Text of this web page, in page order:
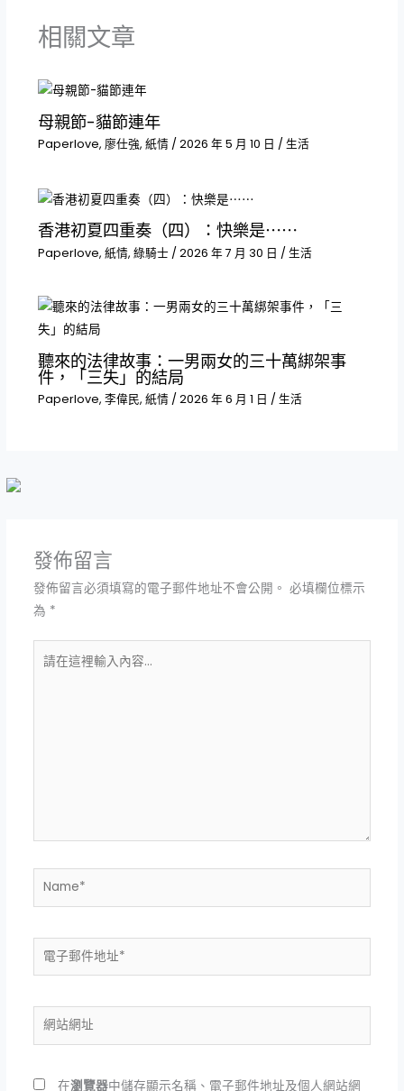
相關文章
母親節-貓節連年
Paperlove, 廖仕強, 紙情/ 2026 年 5 月 10 日 / 生活
香港初夏四重奏（四）：快樂是⋯⋯
Paperlove, 紙情, 綠騎士/ 2026 年 7 月 30 日 / 生活
聽來的法律故事：一男兩女的三十萬綁架事
件，「三失」的結局
Paperlove, 李偉民, 紙情/ 2026 年 6 月 1 日 / 生活
發佈留言
發佈留言必須填寫的電子郵件地址不會公開。 必填欄位標示
為 *
在
Name*
電
*
網
址
在瀏覽器中儲存顯示名稱、電子郵件地址及個人網站網